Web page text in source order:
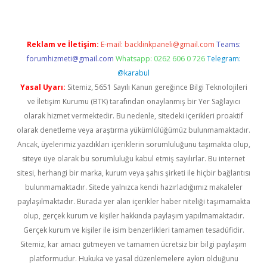
Reklam ve İletişim: E-mail: backlinkpaneli@gmail.com Teams:
forumhizmeti@gmail.com Whatsapp: 0262 606 0 726 Telegram:
@karabul
Yasal Uyarı: Sitemiz, 5651 Sayılı Kanun gereğince Bilgi Teknolojileri
ve İletişim Kurumu (BTK) tarafından onaylanmış bir Yer Sağlayıcı
olarak hizmet vermektedir. Bu nedenle, sitedeki içerikleri proaktif
olarak denetleme veya araştırma yükümlülüğümüz bulunmamaktadır.
Ancak, üyelerimiz yazdıkları içeriklerin sorumluluğunu taşımakta olup,
siteye üye olarak bu sorumluluğu kabul etmiş sayılırlar. Bu internet
sitesi, herhangi bir marka, kurum veya şahıs şirketi ile hiçbir bağlantısı
bulunmamaktadır. Sitede yalnızca kendi hazırladığımız makaleler
paylaşılmaktadır. Burada yer alan içerikler haber niteliği taşımamakta
olup, gerçek kurum ve kişiler hakkında paylaşım yapılmamaktadır.
Gerçek kurum ve kişiler ile isim benzerlikleri tamamen tesadüfidir.
Sitemiz, kar amacı gütmeyen ve tamamen ücretsiz bir bilgi paylaşım
platformudur. Hukuka ve yasal düzenlemelere aykırı olduğunu